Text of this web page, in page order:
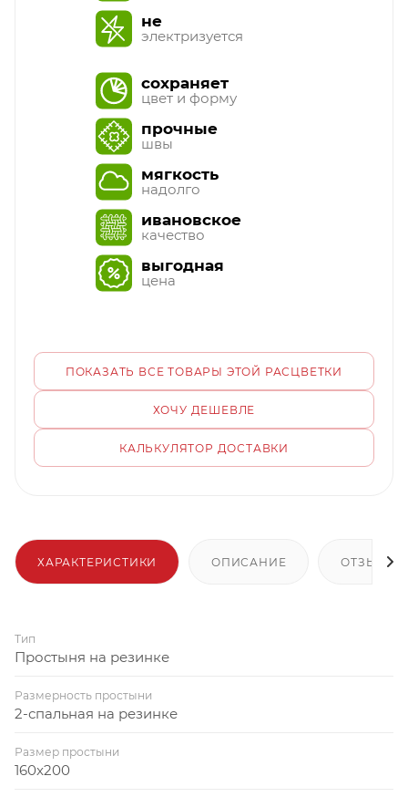
не
электризуется
сохраняет
цвет и форму
прочные
швы
мягкость
надолго
ивановское
качество
выгодная
цена
ПОКАЗАТЬ ВСЕ ТОВАРЫ ЭТОЙ РАСЦВЕТКИ
ХОЧУ ДЕШЕВЛЕ
КАЛЬКУЛЯТОР ДОСТАВКИ
ХАРАКТЕРИСТИКИ ОПИСАНИЕ ОТЗЫВЫ
Тип
Простыня на резинке
Размерность простыни
2-спальная на резинке
Размер простыни
160x200